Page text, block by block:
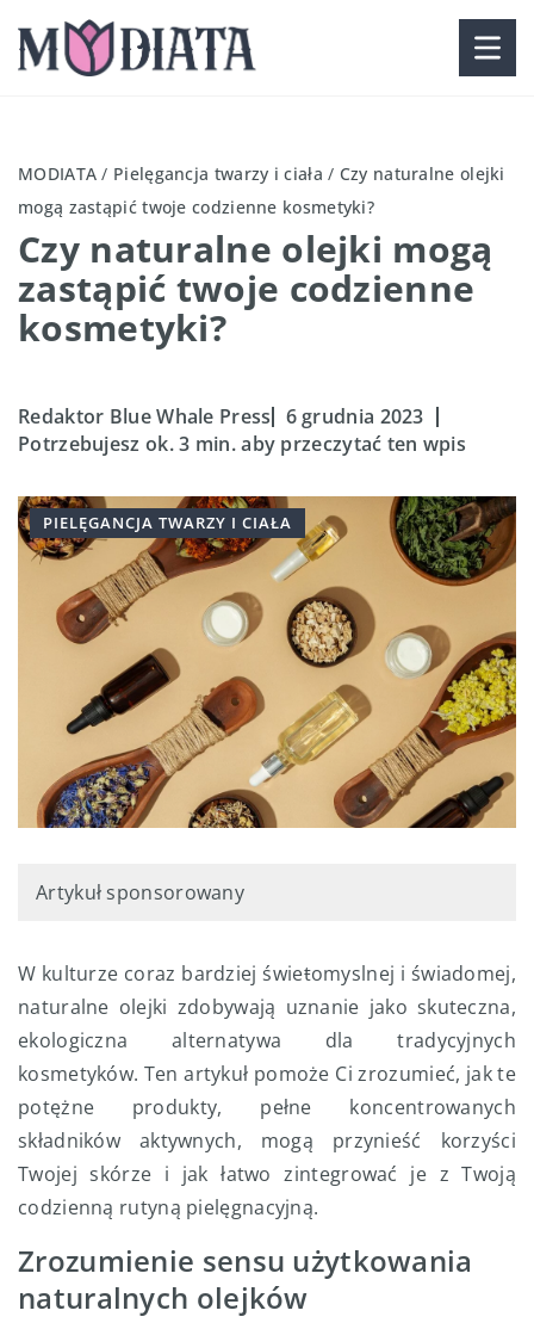
MODIATA / Pielęgancja twarzy i ciała / Czy naturalne olejki
mogą zastąpić twoje codzienne kosmetyki?
Czy naturalne olejki mogą
zastąpić twoje codzienne
kosmetyki?
Redaktor Blue Whale Press
6 grudnia 2023
Potrzebujesz ok. 3 min. aby przeczytać ten wpis
PIELĘGANCJA TWARZY I CIAŁA
Artykuł sponsorowany
W kulturze coraz bardziej świeŧomyslnej i świadomej,
naturalne olejki zdobywają uznanie jako skuteczna,
ekologiczna alternatywa dla tradycyjnych
kosmetyków. Ten artykuł pomoże Ci zrozumieć, jak te
potężne produkty, pełne koncentrowanych
składników aktywnych, mogą przynieść korzyści
Twojej skórze i jak łatwo zintegrować je z Twoją
codzienną rutyną pielęgnacyjną.
Zrozumienie sensu użytkowania
naturalnych olejków